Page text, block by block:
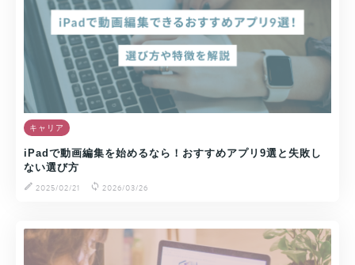
キャリア
iPadで動画編集を始めるなら！おすすめアプリ9選と失敗し
ない選び方
2025/02/21
2026/03/26